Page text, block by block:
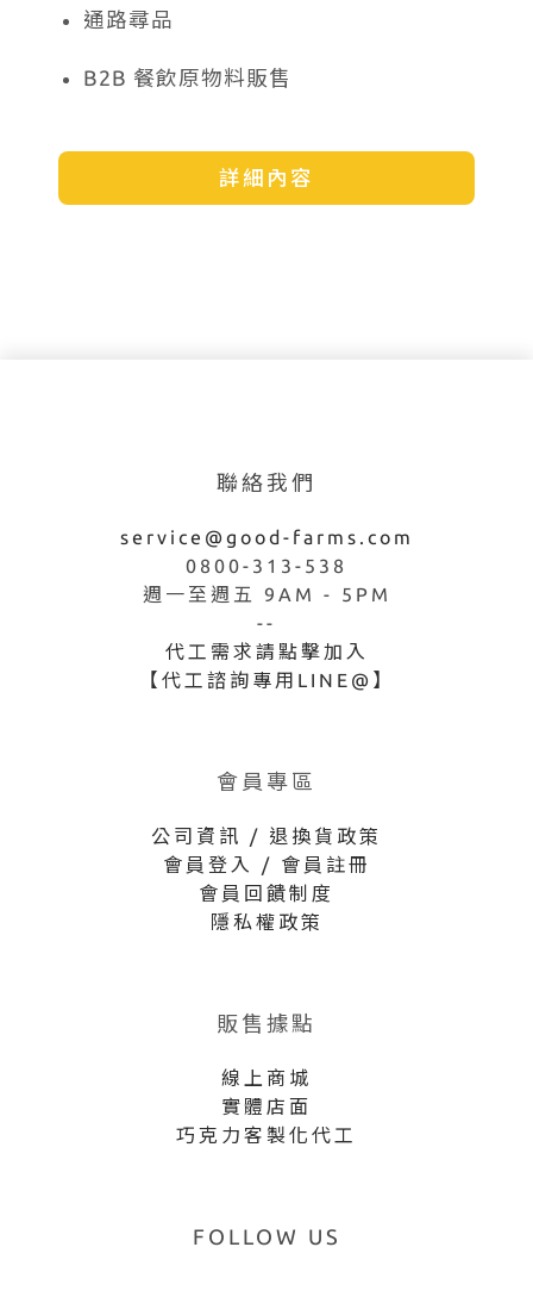
通路尋品
B2B 餐飲原物料販售
詳細內容
聯絡我們
service@good-farms.com
0800-313-538
週一至週五 9AM - 5PM
--
代工需求請點擊加入
【代工諮詢專用LINE@】
會員專區
公司資訊 / 退換貨政策
會員登入 / 會員註冊
會員回饋制度
隱私權政策
販售據點
線上商城
實體店面
巧克力客製化代工
FOLLOW US